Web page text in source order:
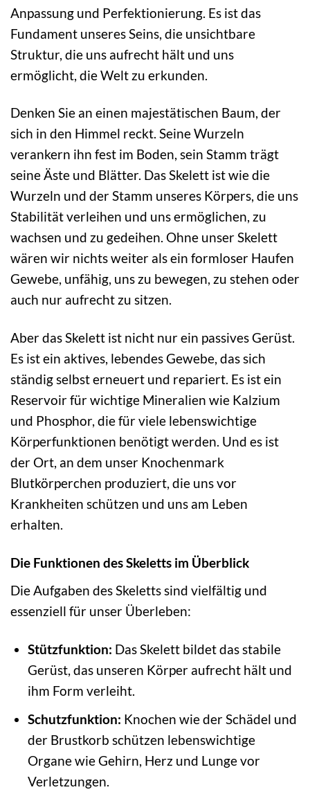
Anpassung und Perfektionierung. Es ist das
Fundament unseres Seins, die unsichtbare
Struktur, die uns aufrecht hält und uns
ermöglicht, die Welt zu erkunden.
Denken Sie an einen majestätischen Baum, der
sich in den Himmel reckt. Seine Wurzeln
verankern ihn fest im Boden, sein Stamm trägt
seine Äste und Blätter. Das Skelett ist wie die
Wurzeln und der Stamm unseres Körpers, die uns
Stabilität verleihen und uns ermöglichen, zu
wachsen und zu gedeihen. Ohne unser Skelett
wären wir nichts weiter als ein formloser Haufen
Gewebe, unfähig, uns zu bewegen, zu stehen oder
auch nur aufrecht zu sitzen.
Aber das Skelett ist nicht nur ein passives Gerüst.
Es ist ein aktives, lebendes Gewebe, das sich
ständig selbst erneuert und repariert. Es ist ein
Reservoir für wichtige Mineralien wie Kalzium
und Phosphor, die für viele lebenswichtige
Körperfunktionen benötigt werden. Und es ist
der Ort, an dem unser Knochenmark
Blutkörperchen produziert, die uns vor
Krankheiten schützen und uns am Leben
erhalten.
Die Funktionen des Skeletts im Überblick
Die Aufgaben des Skeletts sind vielfältig und
essenziell für unser Überleben:
Stützfunktion: Das Skelett bildet das stabile
Gerüst, das unseren Körper aufrecht hält und
ihm Form verleiht.
Schutzfunktion: Knochen wie der Schädel und
der Brustkorb schützen lebenswichtige
Organe wie Gehirn, Herz und Lunge vor
Verletzungen.